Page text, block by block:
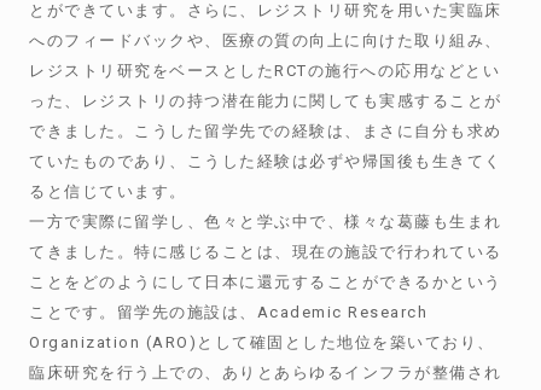
とができています。さらに、レジストリ研究を用いた実臨床
へのフィードバックや、医療の質の向上に向けた取り組み、
レジストリ研究をベースとしたRCTの施行への応用などとい
った、レジストリの持つ潜在能力に関しても実感することが
できました。こうした留学先での経験は、まさに自分も求め
ていたものであり、こうした経験は必ずや帰国後も生きてく
ると信じています。
一方で実際に留学し、色々と学ぶ中で、様々な葛藤も生まれ
てきました。特に感じることは、現在の施設で行われている
ことをどのようにして日本に還元することができるかという
ことです。留学先の施設は、Academic Research
Organization (ARO)として確固とした地位を築いており、
臨床研究を行う上での、ありとあらゆるインフラが整備され